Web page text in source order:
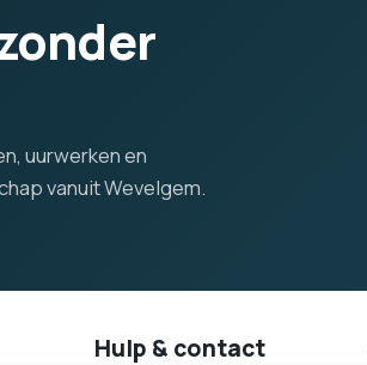
uurwerken en
vanuit Wevelgem.
Hulp & contact